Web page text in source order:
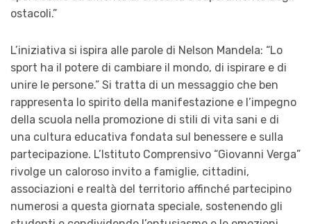
ostacoli.”
L’iniziativa si ispira alle parole di Nelson Mandela: “Lo
sport ha il potere di cambiare il mondo, di ispirare e di
unire le persone.” Si tratta di un messaggio che ben
rappresenta lo spirito della manifestazione e l’impegno
della scuola nella promozione di stili di vita sani e di
una cultura educativa fondata sul benessere e sulla
partecipazione. L’Istituto Comprensivo “Giovanni Verga”
rivolge un caloroso invito a famiglie, cittadini,
associazioni e realtà del territorio affinché partecipino
numerosi a questa giornata speciale, sostenendo gli